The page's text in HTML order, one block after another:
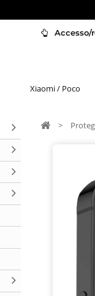
Xiaomi / Poco
>